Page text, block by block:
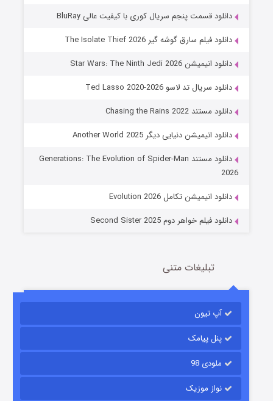
جادوگری در مغولستان
قسمت14 (زیرنویس) منتشر شد
باب اسفنجی فصل ۱۷
قسمت6 (زیرنویس) منتشر شد
دانلود قسمت پنجم سریال کوری با کیفیت عالی BluRay
دانلود فیلم سارق گوشه گیر The Isolate Thief 2026
دانلود انیمیشن Star Wars: The Ninth Jedi 2026
دانلود سریال تد لاسو Ted Lasso 2020-2026
دانلود مستند Chasing the Rains 2022
دانلود انیمیشن دنیایی دیگر Another World 2025
دانلود مستند Generations: The Evolution of Spider-Man
2026
دانلود انیمیشن تکامل Evolution 2026
دانلود فیلم خواهر دوم Second Sister 2025
تبلیغات متنی
آپ تیون
پنل پیامک
ملودی 98
نواز موزیک